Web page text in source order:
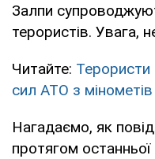
Залпи
терористів. Увага,
Читайте: Терористи
сил АТО з
Нагадаємо, як
протягом